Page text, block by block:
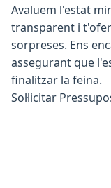
Avaluem l'estat
transparent i
sorpreses. Ens
assegurant que
finalitzar la feina.
Sol·licitar